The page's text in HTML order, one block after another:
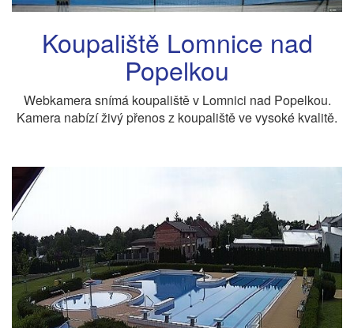
Koupaliště Lomnice nad
Popelkou
Webkamera snímá koupaliště v Lomnici nad Popelkou.
Kamera nabízí živý přenos z koupaliště ve vysoké kvalitě.